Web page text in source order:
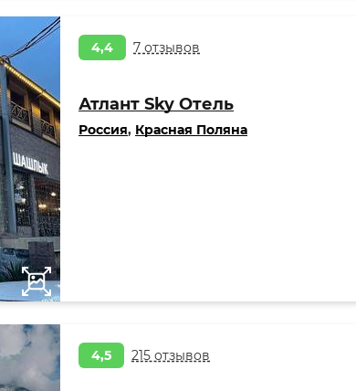
4,4 7 отзывов
Атлант Sky Отель
Россия, Красная Поляна
4,5 215 отзывов